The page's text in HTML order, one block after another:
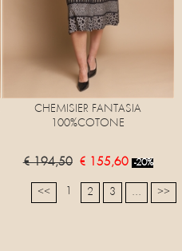
CHEMISIER FANTASIA
100%COTONE
€ 194,50 € 155,60 -20%
<< 2 3 ... >>